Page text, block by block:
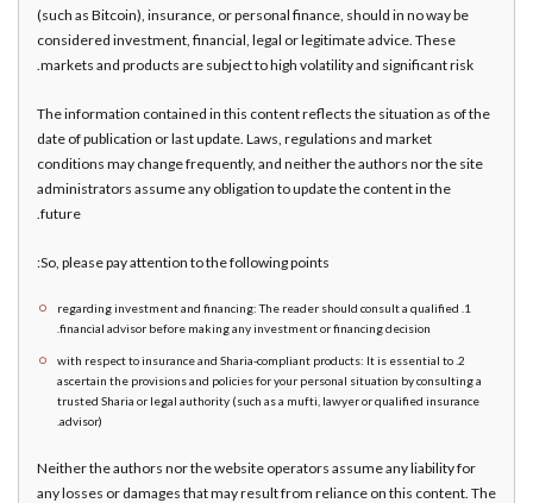
(such as Bitcoin), insurance, or personal finance, should in no way be
considered investment, financial, legal or legitimate advice. These
markets and products are subject to high volatility and significant risk.
The information contained in this content reflects the situation as of the
date of publication or last update. Laws, regulations and market
conditions may change frequently, and neither the authors nor the site
administrators assume any obligation to update the content in the
future.
So, please pay attention to the following points:
1. regarding investment and financing: The reader should consult a qualified
financial advisor before making any investment or financing decision.
2. with respect to insurance and Sharia-compliant products: It is essential to
ascertain the provisions and policies for your personal situation by consulting a
trusted Sharia or legal authority (such as a mufti, lawyer or qualified insurance
advisor).
Neither the authors nor the website operators assume any liability for
any losses or damages that may result from reliance on this content. The